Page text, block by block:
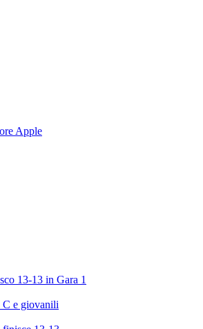
Apple
13-13 in Gara 1
C e giovanili